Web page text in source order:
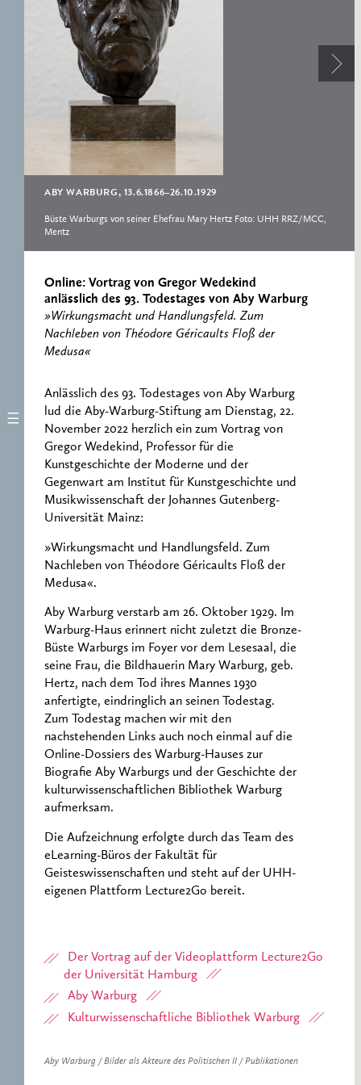
FOR POLITICAL
ICONOGRAPHY
ERNST CASSIRER
CENTRE 1997-2007
RECORDS
ABY WARBURG, 13.6.1866–26.10.1929
Büste Warburgs von seiner Ehefrau Mary Hertz Foto: UHH RRZ/MCC,
Mentz
Online: Vortrag von Gregor Wedekind
anlässlich des 93. Todestages von Aby Warburg
»Wirkungsmacht und Handlungsfeld. Zum
Nachleben von Théodore Géricaults Floß der
Medusa«
Anlässlich des 93. Todestages von Aby Warburg
lud die Aby-Warburg-Stiftung am Dienstag, 22.
November 2022 herzlich ein zum Vortrag von
Gregor Wedekind, Professor für die
Kunstgeschichte der Moderne und der
Gegenwart am Institut für Kunstgeschichte und
Musikwissenschaft der Johannes Gutenberg-
Universität Mainz:
»Wirkungsmacht und Handlungsfeld. Zum
Nachleben von Théodore Géricaults Floß der
Medusa«.
Aby Warburg verstarb am 26. Oktober 1929. Im
Warburg-Haus erinnert nicht zuletzt die Bronze-
Büste Warburgs im Foyer vor dem Lesesaal, die
seine Frau, die Bildhauerin Mary Warburg, geb.
Hertz, nach dem Tod ihres Mannes 1930
anfertigte, eindringlich an seinen Todestag.
Zum Todestag machen wir mit den
nachstehenden Links auch noch einmal auf die
Online-Dossiers des Warburg-Hauses zur
Biografie Aby Warburgs und der Geschichte der
kulturwissenschaftlichen Bibliothek Warburg
aufmerksam.
Die Aufzeichnung erfolgte durch das Team des
eLearning-Büros der Fakultät für
Geisteswissenschaften und steht auf der UHH-
eigenen Plattform Lecture2Go bereit.
Der Vortrag auf der Videoplattform Lecture2Go
der Universität Hamburg
Aby Warburg
Kulturwissenschaftliche Bibliothek Warburg
Aby Warburg / Bilder als Akteure des Politischen II / Publikationen